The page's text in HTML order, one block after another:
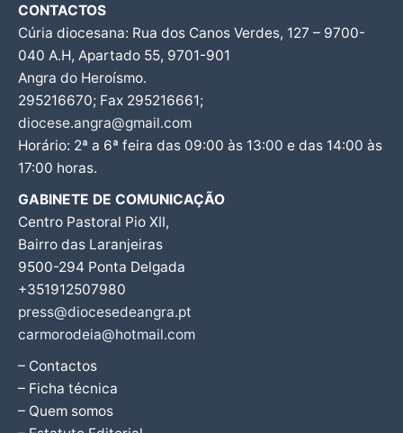
CONTACTOS
Cúria diocesana: Rua dos Canos Verdes, 127 – 9700-
040 A.H, Apartado 55, 9701-901
Angra do Heroísmo.
295216670; Fax 295216661;
diocese.angra@gmail.com
Horário: 2ª a 6ª feira das 09:00 às 13:00 e das 14:00 às
17:00 horas.
GABINETE DE COMUNICAÇÃO
Centro Pastoral Pio XII,
Bairro das Laranjeiras
9500-294 Ponta Delgada
+351912507980
press@diocesedeangra.pt
carmorodeia@hotmail.com
– Contactos
– Ficha técnica
– Quem somos